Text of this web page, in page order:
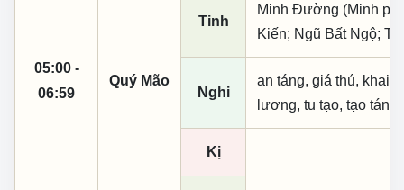
05:00 -
06:59
Quý Mão
Tinh
Minh Đường (Minh
Kiến; Ngũ Bất Ngộ;
Nghi
an táng, giá thú, khai
lương, tu tạo, tạo
Kị